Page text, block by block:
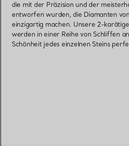
die mit der Präzision und der
entworfen wurden, die Diamanten
einzigartig machen. Unsere 2-
werden in einer Reihe von Schliffen
Schönheit jedes einzelnen Steins